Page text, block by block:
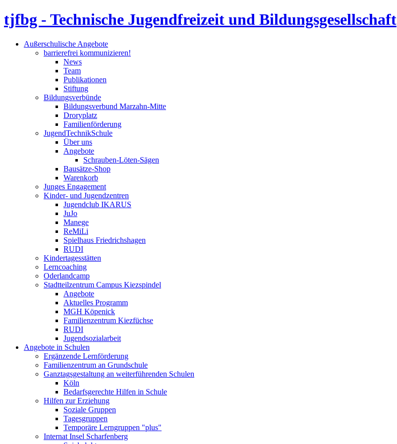
tjfbg - Technische Jugendfreizeit und Bildungsgesellschaft
Außerschulische Angebote
barrierefrei kommunizieren!
News
Team
Publikationen
Stiftung
Bildungsverbünde
Bildungsverbund Marzahn-Mitte
Droryplatz
Familienförderung
JugendTechnikSchule
Über uns
Angebote
Schrauben-Löten-Sägen
Bausätze-Shop
Warenkorb
Junges Engagement
Kinder- und Jugendzentren
Jugendclub IKARUS
JuJo
Manege
ReMiLi
Spielhaus Friedrichshagen
RUDI
Kindertagesstätten
Lerncoaching
Oderlandcamp
Stadtteilzentrum Campus Kiezspindel
Angebote
Aktuelles Programm
MGH Köpenick
Familienzentrum Kiezfüchse
RUDI
Jugendsozialarbeit
Angebote in Schulen
Ergänzende Lernförderung
Familienzentrum an Grundschule
Ganztagsgestaltung an weiterführenden Schulen
Köln
Bedarfsgerechte Hilfen in Schule
Hilfen zur Erziehung
Soziale Gruppen
Tagesgruppen
Temporäre Lerngruppen "plus"
Internat Insel Scharfenberg